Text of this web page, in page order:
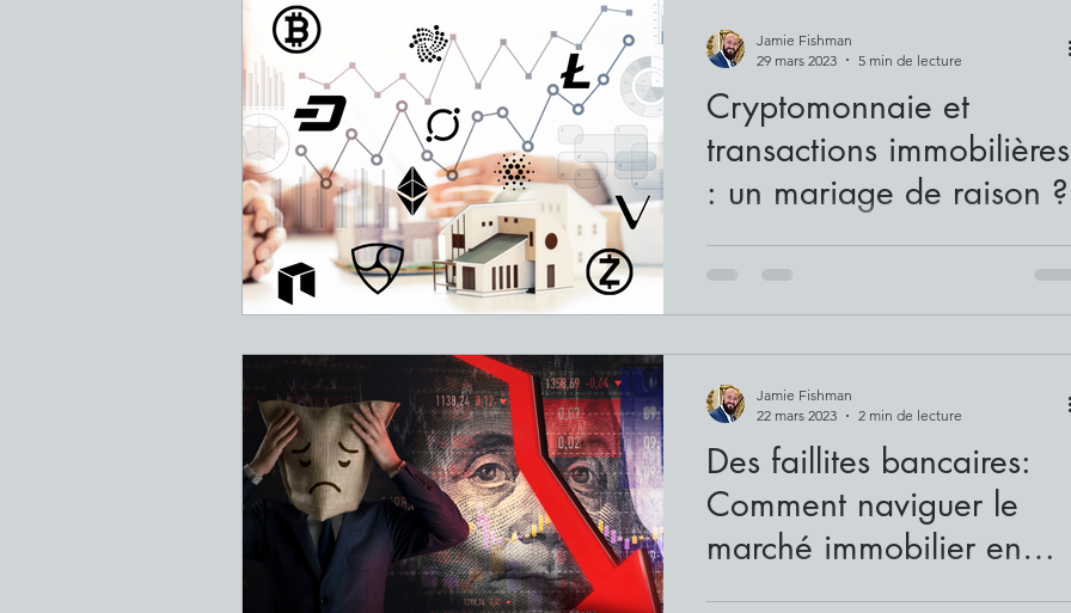
Cryptomonnaie et
transactions immobilières
: un mariage de raison ?
La cryptomonnaie a pris le monde
Jamie Fishman
29 mars 2023
5 min de lecture
Des faillites bancaires:
Comment naviguer le
marché immobilier en
période imprévisible
Le marché immobilier peut être assez
Jamie Fishman
22 mars 2023
2 min de lecture